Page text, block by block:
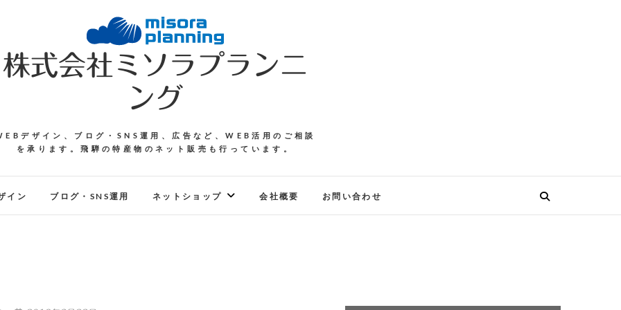
株式会社ミソラプランニ
ング
デザイン、ブログ・SNS運用、広告など、WEB活用のご相談
を承ります。飛騨の特産物のネット販売も行っています。
イン ブログ・SNS運用 ネットショップ 会社概要 お問い合わせ